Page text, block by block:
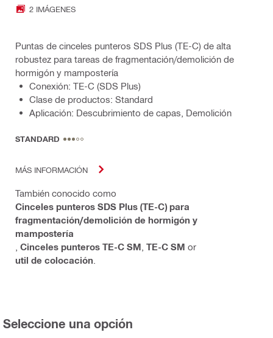
2 IMÁGENES
Puntas de cinceles punteros SDS Plus (TE-C) de alta
robustez para tareas de fragmentación/demolición de
hormigón y mampostería
Conexión: TE-C (SDS Plus)
Clase de productos: Standard
Aplicación: Descubrimiento de capas, Demolición
STANDARD
MÁS INFORMACIÓN
También conocido como
Cinceles punteros SDS Plus (TE-C) para
fragmentación/demolición de hormigón y
mampostería
Cinceles punteros TE-C SM TE-C SM or
util de colocación
Seleccione una opción